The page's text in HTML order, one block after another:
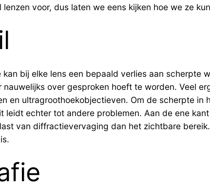
voor, dus laten we eens kijken hoe we ze
bij elke lens een bepaald verlies aan scherpte
over gesproken hoeft te worden. Veel
en ultragroothoekobjectieven. Om de scherpte in
echter tot andere problemen. Aan de ene
van diffractievervaging dan het zichtbare